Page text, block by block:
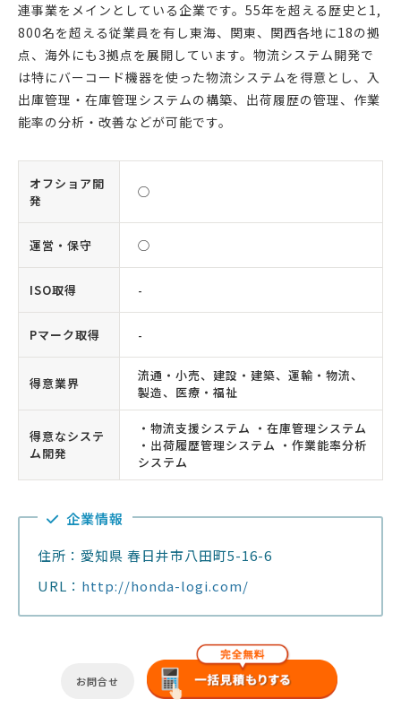
連事業をメインとしている企業です。55年を超える歴史と1,
800名を超える従業員を有し東海、関東、関西各地に18の拠
点、海外にも3拠点を展開しています。物流システム開発で
は特にバーコード機器を使った物流システムを得意とし、入
出庫管理・在庫管理システムの構築、出荷履歴の管理、作業
能率の分析・改善などが可能です。
オフショア開
発
◯
運営・保守 ◯
ISO取得 -
Pマーク取得 -
得意業界
流通・小売、建設・建築、運輸・物流、
製造、医療・福祉
得意なシステ
ム開発
・物流支援システム ・在庫管理システム
・出荷履歴管理システム ・作業能率分析
システム
企業情報
住所：愛知県 春日井市八田町5-16-6
URL： http://honda-logi.com/
お問合せ